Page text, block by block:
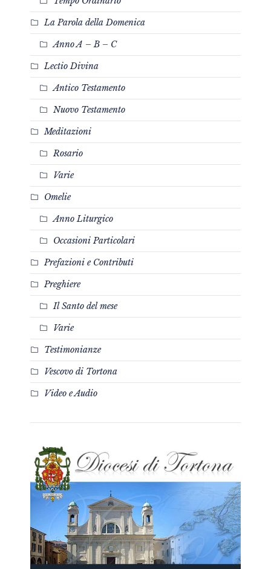
La Parola della Domenica
Anno A – B – C
Lectio Divina
Antico Testamento
Nuovo Testamento
Meditazioni
Rosario
Varie
Omelie
Anno Liturgico
Occasioni Particolari
Prefazioni e Contributi
Preghiere
Il Santo del mese
Varie
Testimonianze
Vescovo di Tortona
Video e Audio